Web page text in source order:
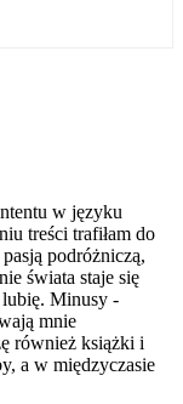
w języku
treści trafiłam do
podróżniczą,
świata staje się
lubię. Minusy -
mnie
również książki i
a w międzyczasie